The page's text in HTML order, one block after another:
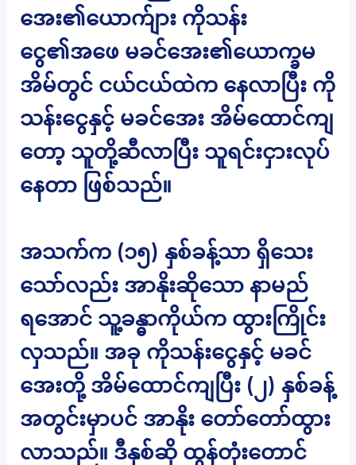
အေး၏ယောက်ျား ကိုသန်း
ငွေ၏အဖေ မခင်အေး၏ယောက္ခမ
အိမ်တွင် ငယ်ငယ်ထဲက နေလာပြီး ကို
သန်းငွေနှင့် မခင်အေး အိမ်ထောင်ကျ
တော့ သူတို့ဆီလာပြီး သူရင်းငှားလုပ်
နေတာ ဖြစ်သည်။
အသက်က (၁၅) နှစ်ခန့်သာ ရှိသေး
သော်လည်း အာနိုးဆိုသော နာမည်
ရအောင် သူ့ခန္ဓာကိုယ်က ထွားကြိုင်း
လှသည်။ အခု ကိုသန်းငွေနှင့် မခင်
အေးတို့ အိမ်ထောင်ကျပြီး (၂) နှစ်ခန့်
အတွင်းမှာပင် အာနိုး တော်တော်ထွား
လာသည်။ ဒီနှစ်ဆို ထွန်တုံးတောင်